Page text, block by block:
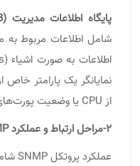
پایگاه اطلاعات مدیریت (MIB):
شامل اطلاعات مربوط به
نمایانگر یک پارامتر خاص
از CPU یا وضعیت پورت‌های شبکه.
۲-مراحل ارتباط و عملکرد SNMP
عملکرد پروتکل SNMP شامل مراحل زیر است: